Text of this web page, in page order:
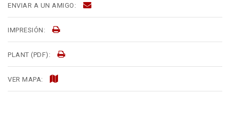
ENVIAR A UN AMIGO:
IMPRESIÓN:
PLANT (PDF):
VER MAPA: